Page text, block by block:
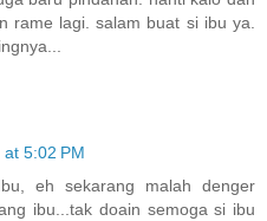
rame lagi. salam buat si ibu ya.
5:02 PM
eh sekarang malah denger
ibu...tak doain semoga si ibu